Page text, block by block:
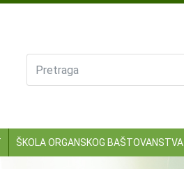
Pretraga
ŠKOLA ORGANSKOG BAŠTOVANSTVA